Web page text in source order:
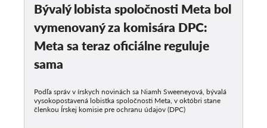
Bývalý lobista spoločnosti Meta bol
vymenovaný za komisára DPC:
Meta sa teraz oficiálne reguluje
sama
Podľa správ v írskych novinách sa Niamh Sweeneyová, bývalá
vysokopostavená lobistka spoločnosti Meta, v októbri stane
členkou Írskej komisie pre ochranu údajov (DPC)